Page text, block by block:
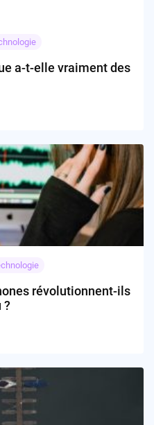
a-t-elle vraiment des
révolutionnent-ils
?